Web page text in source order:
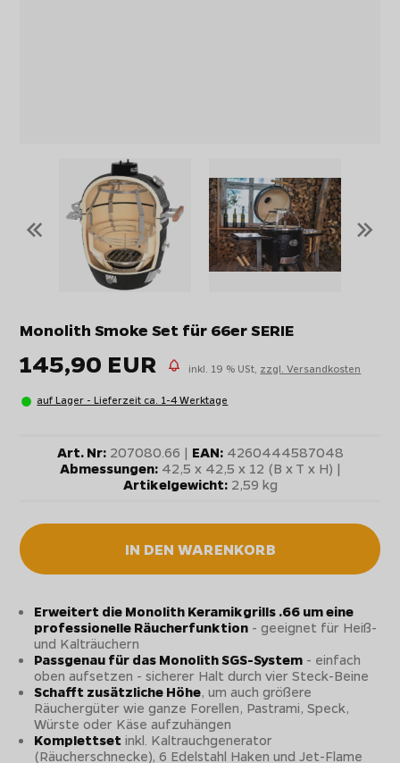
« »
Monolith Smoke Set für 66er SERIE
145,90 EUR inkl. 19 % USt, zzgl. Versandkosten
auf Lager - Lieferzeit ca. 1-4 Werktage
Art. Nr:207080.66 | EAN:4260444587048
Abmessungen:42,5 x 42,5 x 12 (B x T x H) |
Artikelgewicht:2,59 kg
IN DEN WARENKORB
Erweitert die Monolith Keramikgrills .66 um eine
professionelle Räucherfunktion - geeignet für Heiß-
und Kalträuchern
Passgenau für das Monolith SGS-System - einfach
oben aufsetzen - sicherer Halt durch vier Steck-Beine
Schafft zusätzliche Höhe, um auch größere
Räuchergüter wie ganze Forellen, Pastrami, Speck,
Würste oder Käse aufzuhängen
Komplettset inkl. Kaltrauchgenerator
(Räucherschnecke), 6 Edelstahl Haken und Jet-Flame